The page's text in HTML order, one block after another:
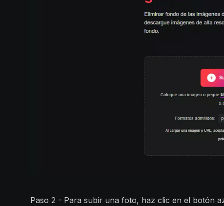
Paso 2 - Para subir una foto, haz clic en el botón